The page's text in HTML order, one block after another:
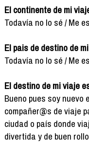
El continente de mi
Todavía no lo sé / Me
El pais de destino de
Todavía no lo sé / Me
El destino de mi viaje
Bueno pues soy nuevo
compañer@s de viaje
ciudad o país donde
divertida y de buen rollo